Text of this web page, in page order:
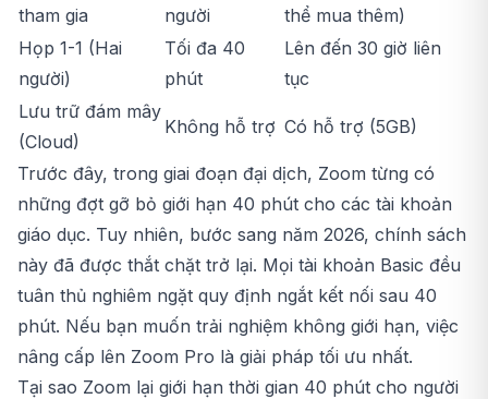
tham gia
người
thể mua thêm)
Họp 1-1 (Hai
người)
Tối đa 40
phút
Lên đến 30 giờ liên
tục
Lưu trữ đám mây
(Cloud)
Không hỗ trợ Có hỗ trợ (5GB)
Trước đây, trong giai đoạn đại dịch, Zoom từng có
những đợt gỡ bỏ giới hạn 40 phút cho các tài khoản
giáo dục. Tuy nhiên, bước sang năm 2026, chính sách
này đã được thắt chặt trở lại. Mọi tài khoản Basic đều
tuân thủ nghiêm ngặt quy định ngắt kết nối sau 40
phút. Nếu bạn muốn trải nghiệm không giới hạn, việc
nâng cấp lên Zoom Pro là giải pháp tối ưu nhất.
Tại sao Zoom lại giới hạn thời gian 40 phút cho người